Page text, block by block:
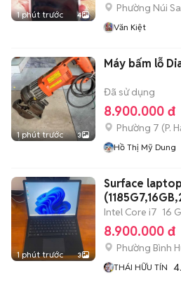
1 phút trước 4
Phường Núi
Văn Kiệt
1 phút trước 3
Máy bấm lỗ
Đã sử dụng
8.900.000 đ
Phường 7 (P.
Hồ Thị Mỹ Dung
1 phút trước 3
Surface
Intel Core i7 16
8.900.000 đ
Phường Bình
THÁI HỮU TÍN